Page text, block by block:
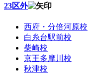
23区外
西府・分倍河原校
白糸台駅前校
柴崎校
京王多摩川校
秋津校